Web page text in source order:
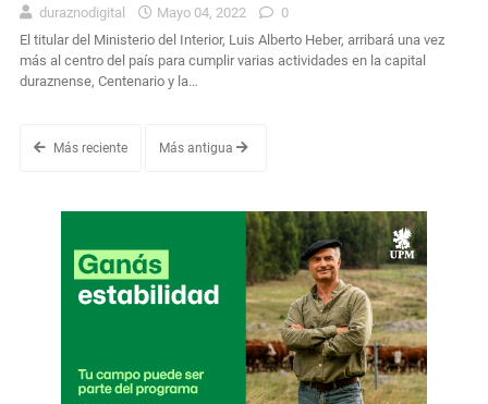
duraznodigital Mayo 04, 2022
0
El titular del Ministerio del Interior, Luis Alberto Heber, arribará una vez
más al centro del país para cumplir varias actividades en la capital
duraznense, Centenario y la…
Más reciente Más antigua